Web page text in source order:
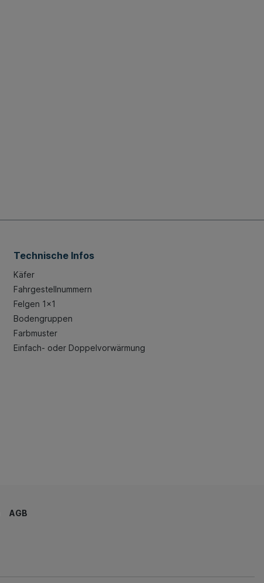
Technische Infos
Käfer
Fahrgestellnummern
Felgen 1x1
Bodengruppen
Farbmuster
Einfach- oder Doppelvorwärmung
AGB